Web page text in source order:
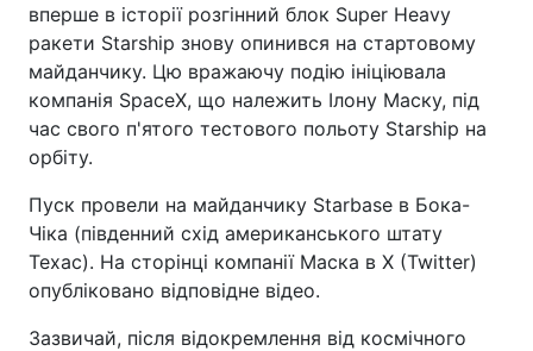
вперше в історії розгінний блок Super Heavy
ракети Starship знову опинився на стартовому
майданчику. Цю вражаючу подію ініціювала
компанія SpaceX, що належить Ілону Маску, під
час свого п'ятого тестового польоту Starship на
орбіту.
Пуск провели на майданчику Starbase в Бока-
Чіка (південний схід американського штату
Техас). На сторінці компанії Маска в X (Twitter)
опубліковано відповідне відео.
Зазвичай, після відокремлення від космічного